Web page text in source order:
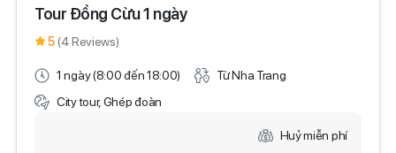
Tour Đồng Cừu 1 ngày
5 (4 Reviews)
1 ngày (8:00 đến 18:00)
Từ Nha Trang
City tour, Ghép đoàn
Huỷ miễn phí